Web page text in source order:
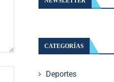
CATEGORÍAS
Deportes